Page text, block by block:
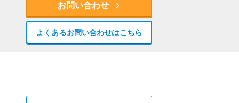
お問い合わせ
よくあるお問い合わせはこちら